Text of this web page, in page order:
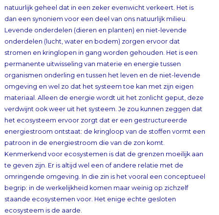
ecosysteem is de aarde.